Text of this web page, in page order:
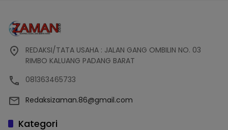
REDAKSI/TATA USAHA : JALAN GANG OMBILIN NO. 03
RIMBO KALUANG PADANG BARAT
081363465733
Redaksizaman.86@gmail.com
Kategori